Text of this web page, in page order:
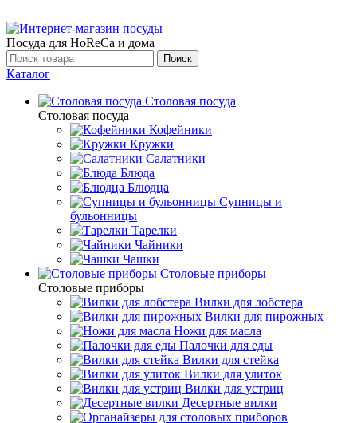
Посуда для HoReCa и дома
Поиск
Каталог
Столовая посуда
Столовая посуда
Кофейники
Кружки
Салатники
Блюда
Блюдца
Супницы и
бульонницы
Тарелки
Чайники
Чашки
Cтоловые приборы
Cтоловые приборы
Вилки для лобстера
Вилки для пирожных
Ножи для масла
Палочки для еды
Вилки для стейка
Вилки для улиток
Вилки для устриц
Десертные вилки